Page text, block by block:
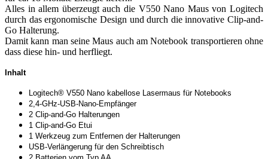
Alles in allem überzeugt auch die V550 Nano Maus von Logitech
durch das ergonomische Design und durch die innovative Clip-and-
Go Halterung.
Damit kann man seine Maus auch am Notebook transportieren ohne
dass diese hin- und herfliegt.
Inhalt
Logitech® V550 Nano kabellose Lasermaus für Notebooks
2,4-GHz-USB-Nano-Empfänger
2 Clip-and-Go Halterungen
1 Clip-and-Go Etui
1 Werkzeug zum Entfernen der Halterungen
USB-Verlängerung für den Schreibtisch